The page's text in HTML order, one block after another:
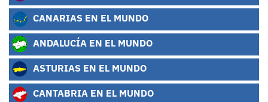
CANARIAS EN EL MUNDO
ANDALUCÍA EN EL MUNDO
ASTURIAS EN EL MUNDO
CANTABRIA EN EL MUNDO